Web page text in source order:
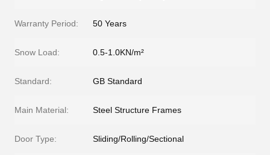
Warranty Period: 50 Years
Snow Load: 0.5-1.0KN/m²
Standard: GB Standard
Main Material: Steel Structure Frames
Door Type: Sliding/Rolling/Sectional